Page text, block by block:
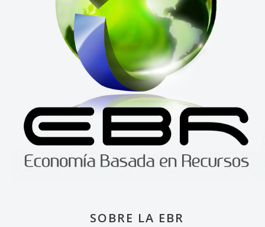
SOBRE LA EBR